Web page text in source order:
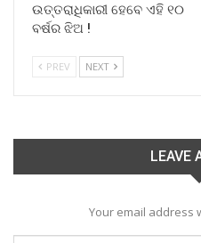
ଉତ୍ତରାଧିକାରୀ ହେବେ ଏହି ୧୦
ବର୍ଷର ଝିଅ !
PREV NEXT
LEAVE
Your email address